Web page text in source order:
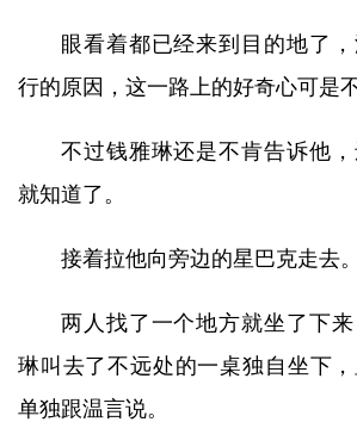
眼看着都已经来到目的地了
行的原因，这一路上的好奇心可是不
不过钱雅琳还是不肯告诉他
就知道了。
接着拉他向旁边的星巴克走去。
两人找了一个地方就坐了下
琳叫去了不远处的一桌独自坐下
单独跟温言说。